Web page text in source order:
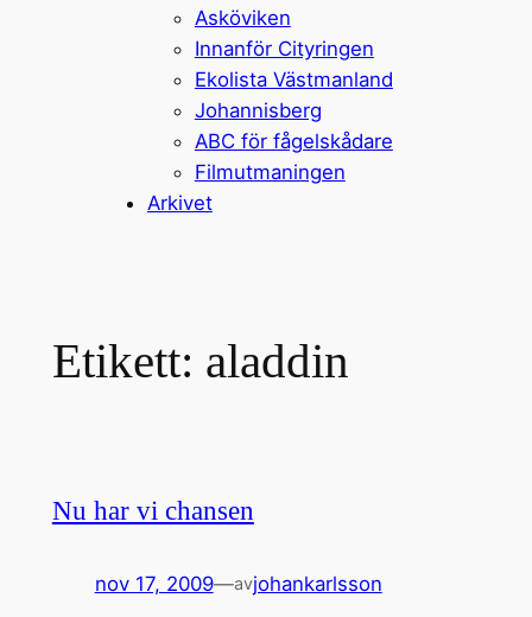
Asköviken
Innanför Cityringen
Ekolista Västmanland
Johannisberg
ABC för fågelskådare
Filmutmaningen
Arkivet
Etikett: aladdin
Nu har vi chansen
nov 17, 2009—avjohankarlsson